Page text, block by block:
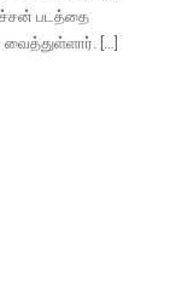
படத்தை
வைத்துள்ளார். […]